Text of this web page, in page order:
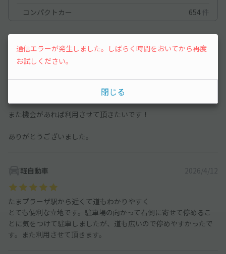
コンパクトカー 654 件
2026/6/29
初心者マークですが、特に問題なく駐車もできました。
また機会があれば利用させて頂きたいです！
ありがとうございました。
軽自動車 2026/4/12
たまプラーザ駅から近くて道もわかりやすく
とても便利な立地です。駐車場の向かって右側に寄せて停めるこ
とに気をつけて駐車しましたが、道も広いので停めやすかったで
す。また利用させて頂きます。
通信エラーが発生しました。しばらく時間をおいてから再度
お試しください。
閉じる